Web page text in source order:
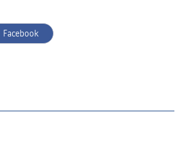
label.aria.facebook
Facebook